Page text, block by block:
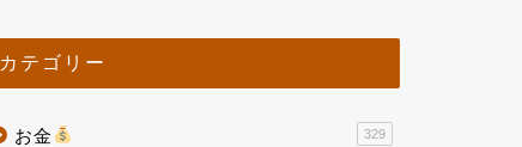
カテゴリー
お金 329